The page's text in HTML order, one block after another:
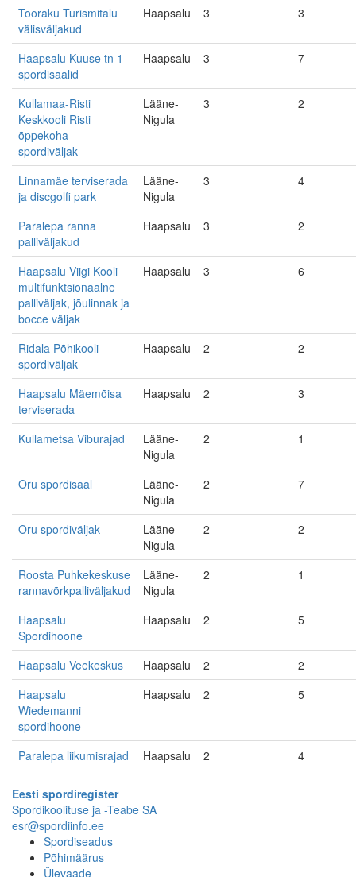
Tooraku Turismitalu
välisväljakud
Haapsalu 3 3
Haapsalu Kuuse tn 1
spordisaalid
Haapsalu 3 7
Kullamaa-Risti
Keskkooli Risti
õppekoha
spordiväljak
Lääne-
Nigula
3 2
Linnamäe terviserada
ja discgolfi park
Lääne-
Nigula
3 4
Paralepa ranna
palliväljakud
Haapsalu 3 2
Haapsalu Viigi Kooli
multifunktsionaalne
palliväljak, jõulinnak ja
bocce väljak
Haapsalu 3 6
Ridala Põhikooli
spordiväljak
Haapsalu 2 2
Haapsalu Mäemõisa
terviserada
Haapsalu 2 3
Kullametsa Viburajad
Lääne-
Nigula
2 1
Oru spordisaal
Lääne-
Nigula
2 7
Oru spordiväljak
Lääne-
Nigula
2 2
Roosta Puhkekeskuse
rannavõrkpalliväljakud
Lääne-
Nigula
2 1
Haapsalu
Spordihoone
Haapsalu 2 5
Haapsalu Veekeskus Haapsalu 2
2
Haapsalu
Wiedemanni
spordihoone
Haapsalu 2 5
Paralepa liikumisrajad Haapsalu 2 4
Eesti spordiregister
Spordikoolituse ja -Teabe SA
esr@spordiinfo.ee
Spordiseadus
Põhimäärus
Ülevaade